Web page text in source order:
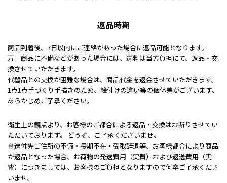
返品時期
商品到着後、7日以内にご連絡があった場合に返品可能となります。
万一商品に不備などがあった場合には、送料は当方負担にて、返品・交
換させていただきます。
代替品との交換が困難な場合は、商品代金を返金させていただきます。
1点1点手づくり手描きのため、絵付けの違い等の個体差がございます。
あらかじめご了承ください。
衛生上の観点より、お客様のご都合による返品・交換はお断りさせてい
ただいております。 どうぞ、ご了承くださいませ。
※送付先ご住所の不備・長期不在・受取辞退等、お客様都合により商品
が返品となった場合、お荷物の発送費用（実費）および返送費用（実
費）につきましては、お客様のご負担となりますので何卒ご了承くださ
いませ。